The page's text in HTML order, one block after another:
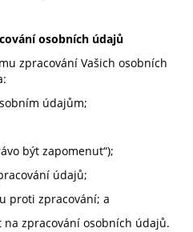
osobních údajů
zpracování Vašich osobních
údajům;
být zapomenut“);
údajů;
zpracování; a
osobních údajů.